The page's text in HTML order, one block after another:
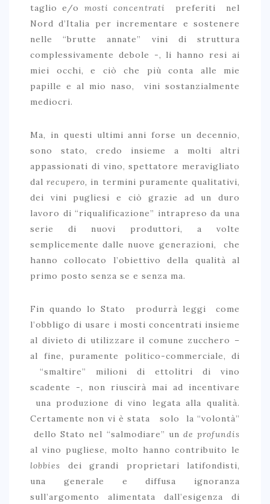
LE MILLE BOLLE…OLTRE IL PO
IL VERDICCHIO VISTO DA UN .. BALCONE
DOUCE SICILE
FRIULANO, MY LOVE
CASANOVA DI NERI
IL VASSALLO: UN PICCOLO GRANDE BORDEAUX ALLE
PORTE DI ROMA
taglio e/o mosti concentrati
preferiti nel
Nord d’Italia per incrementare e sostenere
nelle “brutte annate” vini di struttura
complessivamente debole -, li hanno resi ai
miei occhi, e ciò che più conta alle mie
papille e al mio naso, vini sostanzialmente
mediocri.
Ma, in questi ultimi anni forse un decennio,
sono stato, credo insieme a molti altri
appassionati di vino, spettatore meravigliato
dalrecupero, in termini puramente qualitativi,
dei vini pugliesi e ciò grazie ad un duro
lavoro di “riqualificazione” intrapreso da una
serie di nuovi produttori, a volte
semplicemente dalle nuove generazioni, che
hanno collocato l’obiettivo della qualità al
primo posto senza se e senza ma.
Fin quando lo Stato produrrà leggi come
l’obbligo di usare i mosti concentrati insieme
al divieto di utilizzare il comune zucchero –
al fine, puramente politico-commerciale, di
“smaltire” milioni di ettolitri di vino
scadente -, non riuscirà mai ad incentivare
una produzione di vino legata alla qualità.
Certamente non vi è stata solo la “volontà”
dello Stato nel “salmodiare” un de profundis
al vino pugliese, molto hanno contribuito le
lobbies dei grandi proprietari latifondisti,
una generale e diffusa ignoranza
sull’argomento alimentata dall’esigenza di